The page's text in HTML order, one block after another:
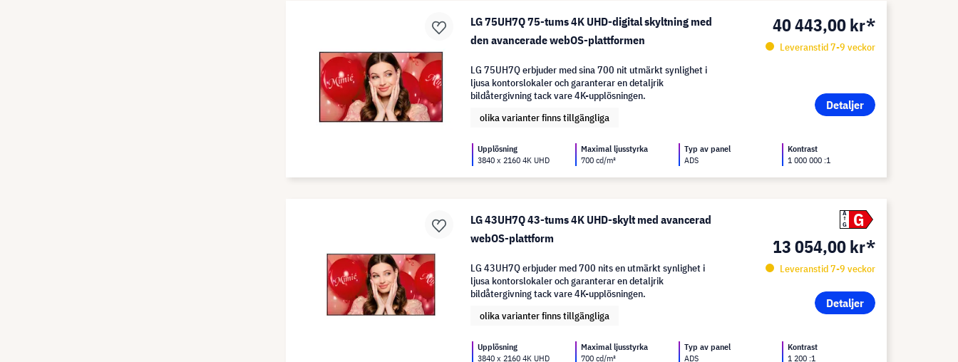
LG 75UH7Q 75-tums 4K UHD-digital skyltning med
den avancerade webOS-plattformen
40 443,00 kr*
Leveranstid 7-9 veckor
Detaljer
LG 75UH7Q erbjuder med sina 700 nit utmärkt synlighet i
ljusa kontorslokaler och garanterar en detaljrik
bildåtergivning tack vare 4K-upplösningen.
olika varianter finns tillgängliga
Upplösning
3840 x 2160 4K UHD
Maximal ljusstyrka
700 cd/m²
Typ av panel
ADS
Kontrast
1 000 000 :1
LG 43UH7Q 43-tums 4K UHD-skylt med avancerad
webOS-plattform
A
G
G
13 054,00 kr*
Leveranstid 7-9 veckor
Detaljer
LG 43UH7Q erbjuder med 700 nits en utmärkt synlighet i
ljusa kontorslokaler och garanterar en detaljrik
bildåtergivning tack vare 4K-upplösningen.
olika varianter finns tillgängliga
Upplösning
3840 x 2160 4K UHD
Maximal ljusstyrka
700 cd/m²
Typ av panel
ADS
Kontrast
1 200 :1